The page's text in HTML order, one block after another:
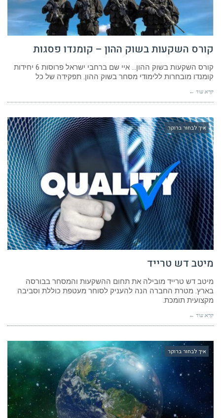
קורס השקעות בשוק ההון – קומנדו פסגות
קורס השקעות בשוק ההון… איי שם ברחבי ישראל פרוסות 6 יחידות
קומנדו מובחרות ללימודי מסחר בשוק ההון. תפקידה של כל
קרא עוד ←
איך לבחור ברוקר
מיטב דש טרייד
מיטב דש טרייד מובילה את תחום ההשקעות והמסחר בבורסה
בארץ. מטרת החברה הנה להעניק לסוחר מעטפת כוללת וסביבה
מקצועית תומכת.
קרא עוד ←
איך לבחור ברוקר